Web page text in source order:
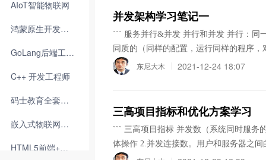
AIoT智能物联网
鸿蒙原生开发工程师
GoLang后端工程师
C++ 开发工程师
码士教育全套课程
嵌入式物联网工程师
HTML5前端+全栈
并发架构学习笔记一
``` 服务并行&并发 并行和并发 并行：同一时刻多个任务同时进行 并发：多个任务交替进行 宏观上并行和并发统称为并发 集群
同质的（同样的配置，运行同样的程序，对外提供同样的服务）。 缺点：修
一些。 有状态的服务需要建立用户和服务器的对应关系。 单一服务节点集群（即同一用户只会连一个服务器） 优点：可以使
用本地存储 缺点：数据会丢 容错性差 信息共享节点集群（同一个用户随机轮询后面多个服务器） 优点：提升计算能力。cpu和
后能读取到变更，根据变更时间的长度，将一致性分为几类： 强一致性，最终一
意义 解决问题：单一功能过于复杂后可能用户还没请求，自己就崩了。修改后单一系统测试成本很高。 存在问题：各系统之间
东尼大木 2021-12-24 18:07
三高项目指标和优化方案学习
``` 三高项目指标 并发数（系统同时服务的调用房的数量）： 1.并发的用户数，有一
体操作 2.并发连接数。用户和服务器之间的连接。一部分连接在传输数据，一部分连接仅仅连接而已。 3.并发请求数。有可能
请求静态数据，有可能是写操作 4.并发线程数，系统内，并发的线程数。 吞吐量：单位时间内，能接受和返回的数据请求量 1.